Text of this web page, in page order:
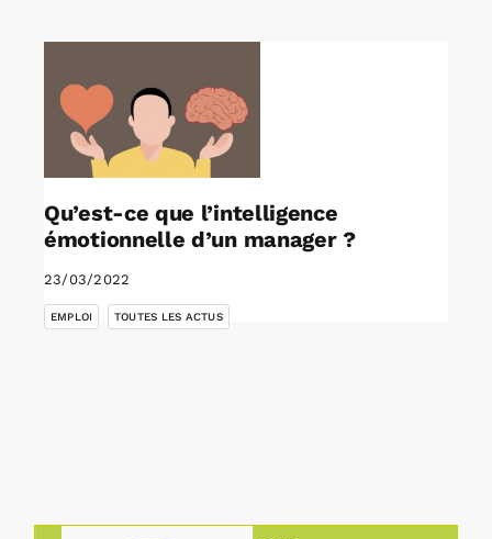
Annonces emploi
Qu’est-ce que l’intelligence
émotionnelle d’un manager ?
23/03/2022
EMPLOI
,
TOUTES LES ACTUS